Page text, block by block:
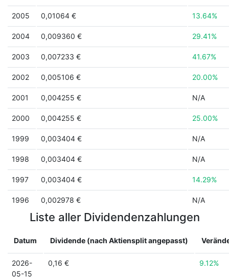
2005 0,01064 € 13.64%
2004 0,009360 € 29.41%
2003 0,007233 € 41.67%
2002 0,005106 € 20.00%
2001 0,004255 € N/A
2000 0,004255 € 25.00%
1999 0,003404 € N/A
1998 0,003404 € N/A
1997 0,003404 € 14.29%
1996 0,002978 € N/A
Liste aller Dividendenzahlungen
Datum Dividende (nach Aktiensplit angepasst)
2026-
05-15
0,16 € 9.12%